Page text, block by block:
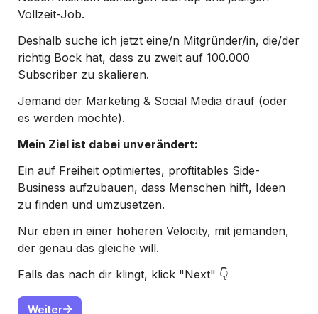
Vollzeit-Job.
Deshalb suche ich jetzt eine/n Mitgründer/in, die/der
richtig Bock hat, dass zu zweit auf 100.000
Subscriber zu skalieren.
Jemand der Marketing & Social Media drauf (oder
es werden möchte).
Mein Ziel ist dabei unverändert:
Ein auf Freiheit optimiertes, proftitables Side-
Business aufzubauen, dass Menschen hilft, Ideen
zu finden und umzusetzen.
Nur eben in einer höheren Velocity, mit jemanden,
der genau das gleiche will.
Falls das nach dir klingt, klick "Next" 👇
Weiter